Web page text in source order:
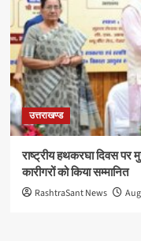
उत्तराखण्ड
राष्ट्रीय हथकरघा दिवस पर
कारीगरों को किया सम्मानित
RashtraSant News